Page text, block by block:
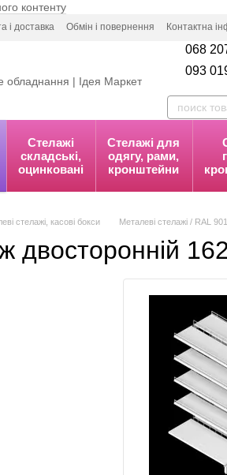
контенту
і доставка Обмін і повернення Контактна
068
093
Стелажі
складські,
оцинковані
Стелажі для
одягу, рами,
кронштейни
стелажі, касові бокси Металеві стелажі / RAL
двосторонній